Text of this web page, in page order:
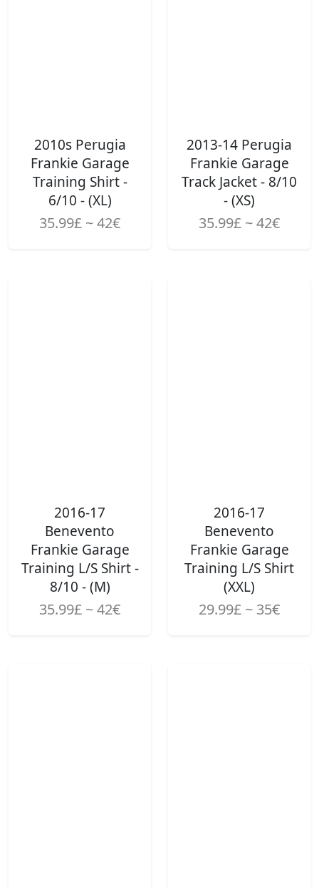
2010s Perugia
Frankie Garage
Training Shirt -
6/10 - (XL)
35.99£ ~ 42€
2013-14 Perugia
Frankie Garage
Track Jacket - 8/10
- (XS)
35.99£ ~ 42€
2016-17
Benevento
Frankie Garage
Training L/S Shirt -
8/10 - (M)
35.99£ ~ 42€
2016-17
Benevento
Frankie Garage
Training L/S Shirt
(XXL)
29.99£ ~ 35€